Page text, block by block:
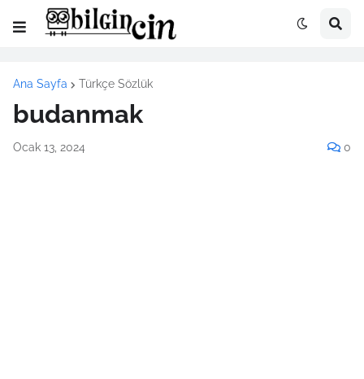
Ana Sayfa Türkçe Sözlük
budanmak
Ocak 13, 2024 0